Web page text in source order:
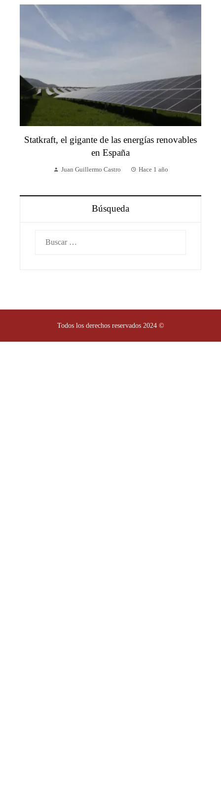
Statkraft, el gigante de las energías renovables
en España
Juan Guillermo Castro Hace 1 año
Búsqueda
Todos los derechos reservados 2024 ©